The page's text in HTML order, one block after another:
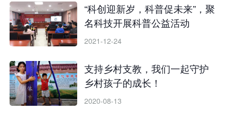
“科创迎新岁，科普促未来”，聚
名科技开展科普公益活动
2021-12-24
支持乡村支教，我们一起守护
乡村孩子的成长！
2020-08-13